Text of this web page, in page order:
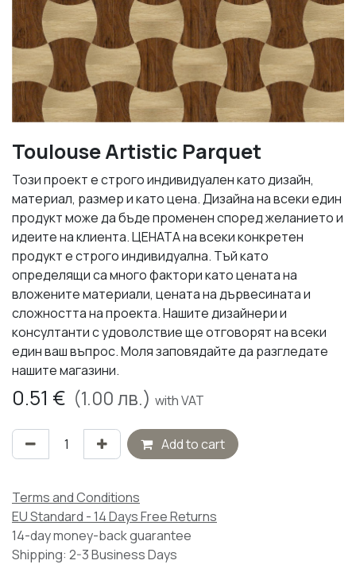
Toulouse Artistic Parquet
Този проект е строго индивидуален като дизайн,
материал, размер и като цена. Дизайна на всеки един
продукт може да бъде променен според желанието и
идеите на клиента. ЦЕНАТА на всеки конкретен
продукт е строго индивидуална. Тъй като
определящи са много фактори като цената на
вложените материали, цената на дървесината и
сложността на проекта. Нашите дизайнери и
консултанти с удоволствие ще отговорят на всеки
един ваш въпрос. Моля заповядайте да разгледате
нашите магазини.
0.51 € (1.00лв.) with VAT
Add to cart
Terms and Conditions
EU Standard - 14 Days Free Returns
14-day money-back guarantee
Shipping: 2-3 Business Days